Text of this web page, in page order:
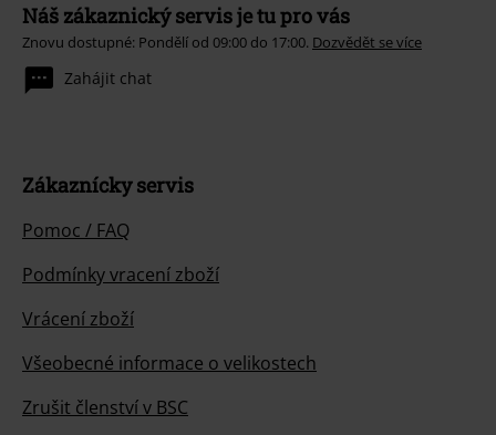
Náš zákaznický servis je tu pro vás
Znovu dostupné: Pondělí od 09:00 do 17:00. Dozvědět se více
Zahájit chat
Zákaznícky servis
Pomoc / FAQ
Podmínky vracení zboží
Vrácení zboží
Všeobecné informace o velikostech
Zrušit členství v BSC